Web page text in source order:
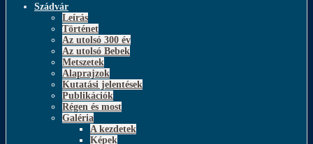
Szádvár
Leírás
Történet
Az utolsó 300 év
Az utolsó Bebek
Metszetek
Alaprajzok
Kutatási jelentések
Publikációk
Régen és most
Galéria
A kezdetek
Képek